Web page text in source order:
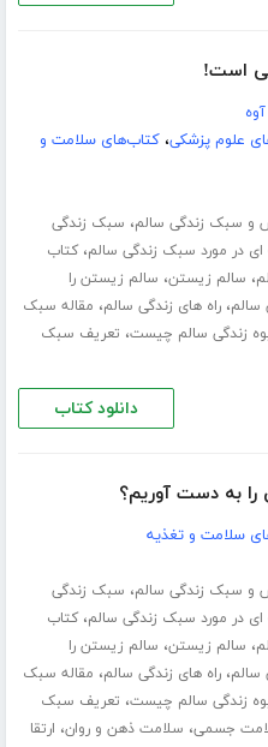
است!
علوم پزشکی،کتاب‌های سلامت و
و سبک زندگی سالم، سبک زندگی
ای در مورد سبک زندگی سالم،کتاب
، سالم زیستن، سالم زیستن را
سالم،راه های زندگی سالم، مقاله سبک
زندگی سالم چیست، تعریف سبک
دانلود کتاب
را به دست آوریم؟
سلامت و تغذیه
و سبک زندگی سالم، سبک زندگی
ای در مورد سبک زندگی سالم،کتاب
، سالم زیستن، سالم زیستن را
سالم،راه های زندگی سالم، مقاله سبک
زندگی سالم چیست، تعریف سبک
جسمی، سلامت ذهن و روان، ارتقا